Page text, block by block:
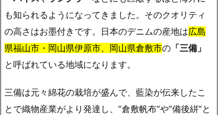
も知られるようになってきました。そのクオリティ
の高さはお墨付きです。日本のデニムの産地は広島
県福山市・岡山県伊原市、岡山県倉敷市の 「三備」
と呼ばれている地域になります。
三備は元々綿花の栽培が盛んで、藍染が伝来したこ
とで織物産業がより発達し、”倉敷帆布”や”備後絣”と